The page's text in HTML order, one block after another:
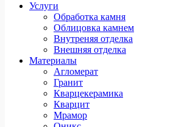
Услуги
Обработка камня
Облицовка камнем
Внутреняя отделка
Внешняя отделка
Материалы
Агломерат
Гранит
Кварцекерамика
Кварцит
Мрамор